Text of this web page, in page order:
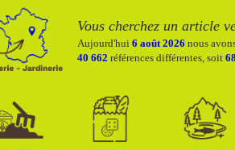
Vous cherchez un article
Aujourd'hui 6 août 2026 nous
40 662 références différentes, soit